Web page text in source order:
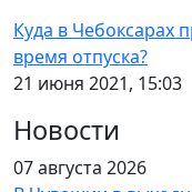
Куда в Чебоксарах
время отпуска?
21 июня 2021, 15:03
Новости
07 августа 2026